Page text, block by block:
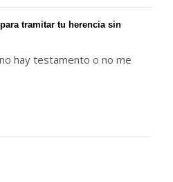
tramitar tu herencia sin
hay testamento o no me